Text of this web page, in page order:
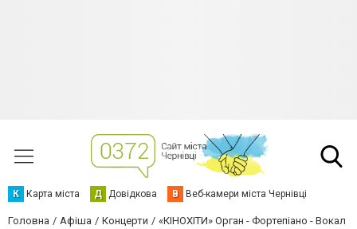
К Карта міста Д Довідкова В Веб-камери міста Чернівці
Головна Афіша Концерти «КІНОХІТИ» Орган - Фортепіано - Вокал